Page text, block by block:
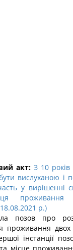
акт: З 10 років
вислуханою і
у вирішенні
р.)
позов про
проживання
інстанції